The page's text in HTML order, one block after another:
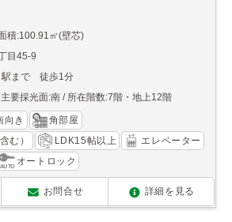
積:100.91㎡(壁芯)
目45-9
駅まで 徒歩1分
主要採光面:南 所在階数:7階・地上12階
向き
角部屋
む）
LDK15帖以上
エレベーター
オートロック
お問合せ 詳細を見る